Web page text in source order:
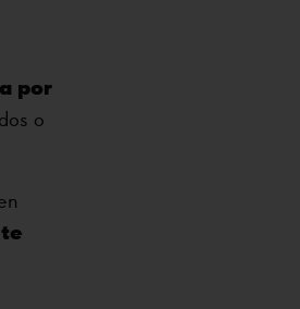
por
o
te